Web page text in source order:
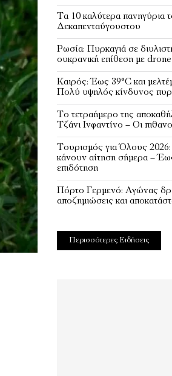
Τα 10 καλύτερα πανηγύρια
Δεκαπενταύγουστου
Ρωσία: Πυρκαγιά σε
ουκρανική επίθεση με
Καιρός: Έως 39°C και
Πολύ υψηλός κίνδυνος
Το τετραήμερο της
Τζάνι Ινφαντίνο – Οι
Τουρισμός για Όλους
κάνουν αίτηση σήμερα –
επιδότηση
Πόρτο Γερμενό: Αγώνας
αποζημιώσεις και
Περισσότερες Ειδήσεις